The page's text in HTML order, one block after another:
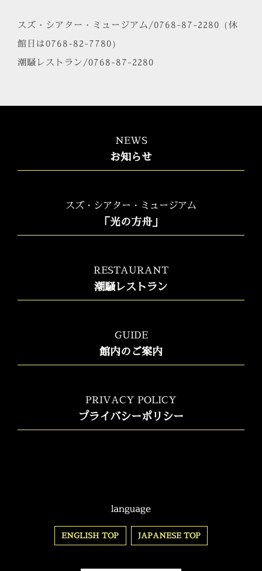
スズ・シアター・ミュージアム/0768-87-2280（休
館日は0768-82-7780）
潮騒レストラン/0768-87-2280
NEWS
お知らせ
スズ・シアター・ミュージアム
「光の方舟」
RESTAURANT
潮騒レストラン
GUIDE
館内のご案内
PRIVACY POLICY
プライバシーポリシー
language
ENGLISH TOP JAPANESE TOP